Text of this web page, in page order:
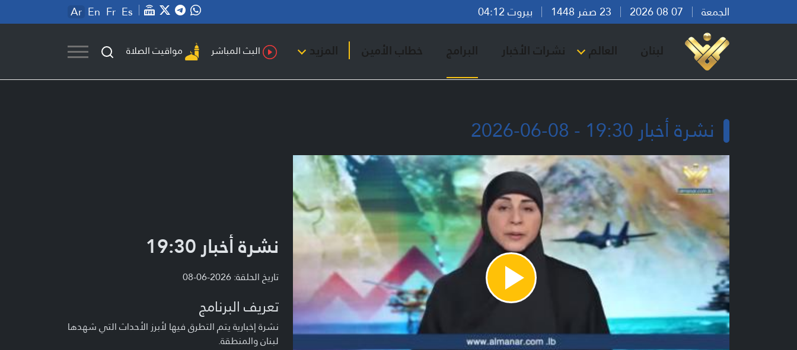
الجمعة بيروت 04:12 Ar En Fr Es
لبنان العالم نشرات الأخبار البرامج خطاب الأمين المزيد البث المباشر مواقيت الصلاة
نشرة أخبار 19:30 - 08-06-2026
Play
Video
نشرة أخبار 19:30
تاريخ الحلقة: 2026-06-08
تعريف البرنامج
نشرة إخبارية يتم التطرق فيها لأبرز الأحداث التي شهدها
لبنان والمنطقة.